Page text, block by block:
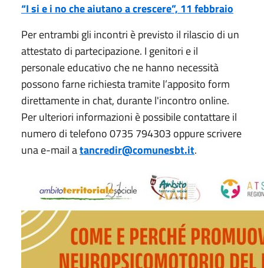
“I si e i no che aiutano a crescere”, 11 febbraio
Per entrambi gli incontri è previsto il rilascio di un
attestato di partecipazione. I genitori e il
personale educativo che ne hanno necessità
possono farne richiesta tramite l’apposito form
direttamente in chat, durante l'incontro online.
Per ulteriori informazioni è possibile contattare il
numero di telefono 0735 794303 oppure scrivere
una e-mail atancredir@comunesbt.it.